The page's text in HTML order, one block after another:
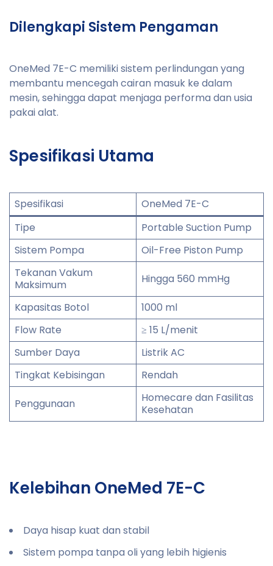
Dilengkapi Sistem Pengaman
OneMed 7E-C memiliki sistem perlindungan yang
membantu mencegah cairan masuk ke dalam
mesin, sehingga dapat menjaga performa dan usia
pakai alat.
Spesifikasi Utama
Spesifikasi
OneMed 7E-C
Tipe
Portable Suction Pump
Sistem Pompa
Oil-Free Piston Pump
Tekanan Vakum
Maksimum
Hingga 560 mmHg
Kapasitas Botol
1000 ml
Flow Rate
≥ 15 L/menit
Sumber Daya
Listrik AC
Tingkat Kebisingan
Rendah
Penggunaan
Homecare dan Fasilitas
Kesehatan
Kelebihan OneMed 7E-C
Daya hisap kuat dan stabil
Sistem pompa tanpa oli yang lebih higienis